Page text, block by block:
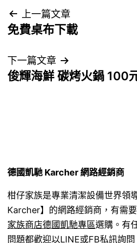
文
章
導
覽
上一篇文章
免費桌布下載
下一篇文章
俊輝海鮮 碳烤火鍋 100
德國凱馳 Karcher 網路經銷商
柑仔家族是專業清潔設備世界領
Karcher】的網路經銷商，有需
家族商店德國凱馳專區選購。有
問題都歡迎以LINE或FB私訊詢問